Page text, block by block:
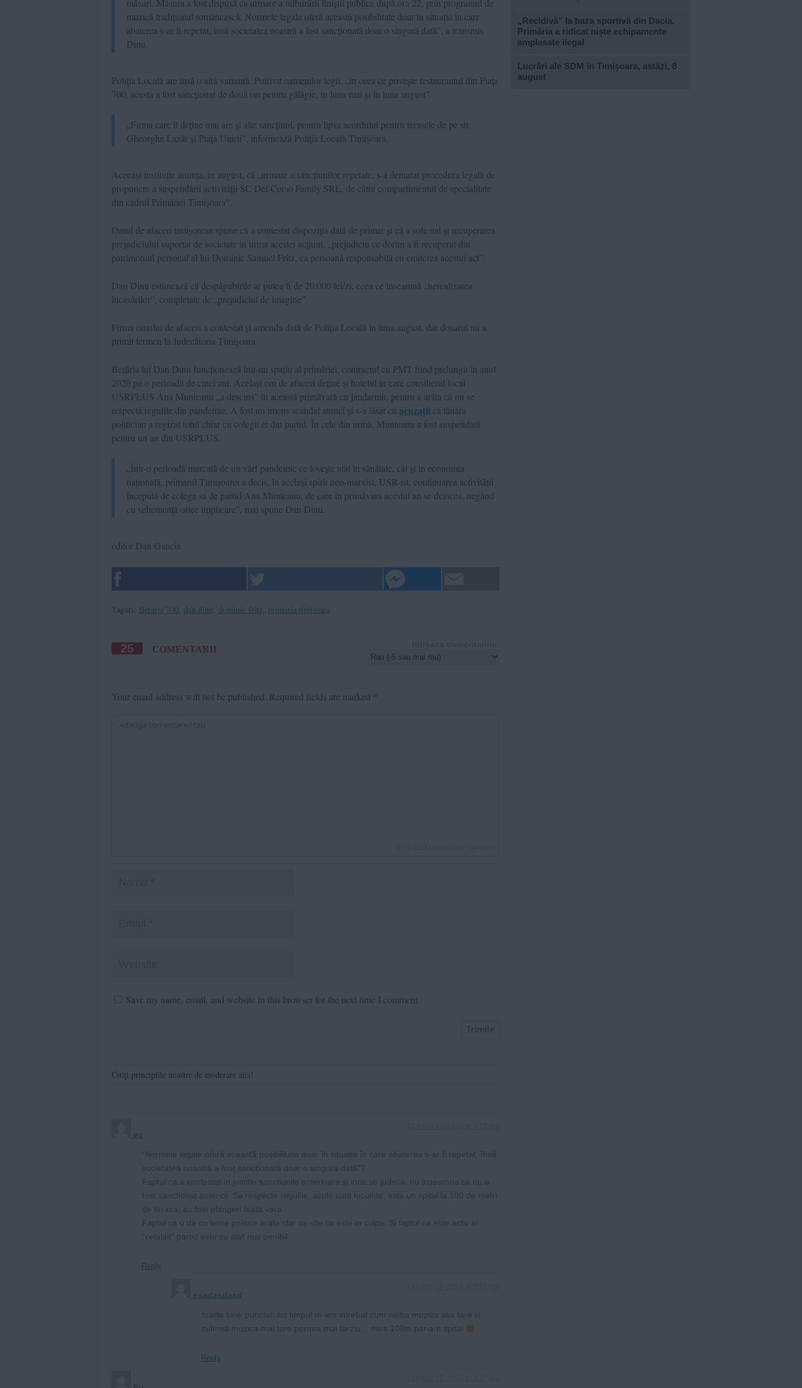
muzică tradițional românească. Normele legale oferă această posibilitate doar în situația în care
abaterea s-ar fi repetat, însă societatea noastră a fost sancționată doar o singură dată”, a transmis
Dinu.
Poliția Locală are însă o altă variantă. Potrivit oamenilor legii, „în ceea ce privește restaurantul din Piața
700, acesta a fost sancționat de două ori pentru gălăgie, în luna mai și în luna august”.
„Firma care îl deține mai are și alte sancțiuni, pentru lipsa acordului pentru terasele de pe str.
Gheorghe Lazăr și Piața Unirii”, informează Poliția Locală Timișoara.
Aceeași instituție anunța, în august, că „urmare a sancțiunilor repetate, s-a demarat procedura legală de
propunere a suspendării activității SC Del Corso Family SRL, de către compartimentul de specialitate
din cadrul Primăriei Timișoara”.
Omul de afaceri timișorean spune că a contestat dispoziția dată de primar și că a solicitat și recuperarea
prejudiciului suportat de societate în urma acestei acțiuni, „prejudiciu ce dorim a fi recuperat din
patrimoniul personal al lui Dominic Samuel Fritz, ca persoană responsabilă cu emiterea acestui act”.
Dan Dinu estimează că despăgubirile ar putea fi de 20.000 lei/zi, ceea ce înseamnă „nerealizarea
încasărilor”, completate de „prejudiciul de imagine”.
Firma omului de afaceri a contestat și amenda dată de Poliția Locală în luna august, dar dosarul nu a
primit termen la Judecătoria Timișoara.
Berăria lui Dan Dinu funcționează într-un spațiu al primăriei, contractul cu PMT fiind prelungit în anul
2020 pe o perioadă de cinci ani. Același om de afaceri deține și hotelul în care consilierul local
USRPLUS Ana Munteanu „a descins” în această primăvară cu jandarmii, pentru a arăta că nu se
respectă regulile din pandemie. A fost un imens scandal atunci și s-a lăsat cu acuzații că tânăra
politician a regizat totul chiar cu colegii ei din partid. În cele din urmă, Munteanu a fost suspendată
pentru un an din USRPLUS.
„Într-o perioadă marcată de un vârf pandemic ce lovește atât în sănătate, cât și în economia
națională, primarul Timișoarei a decis, în același spirit neo-marxist, USR-ist, continuarea activității
începută de colega sa de partid Ana Munteanu, de care în primăvara acestui an se dezicea, negând
cu vehemență orice implicare”, mai spune Dan Dinu.
editor Dan Oancia
Taguri: Beraria 700 dan dinu dominic fritz primaria timisoara
25 COMENTARII
Your email address will not be published. Required fields are marked *
Save my name, email, and website in this browser for the next time I comment.
Citiți principiile noastre de moderare aici!
eu
Reply
esadasdasd
Reply
„Recidivă” la baza sportivă din Dacia.
Primăria a ridicat niște echipamente
amplasate ilegal
Lucrări ale SDM în Timișoara, astăzi, 8
august